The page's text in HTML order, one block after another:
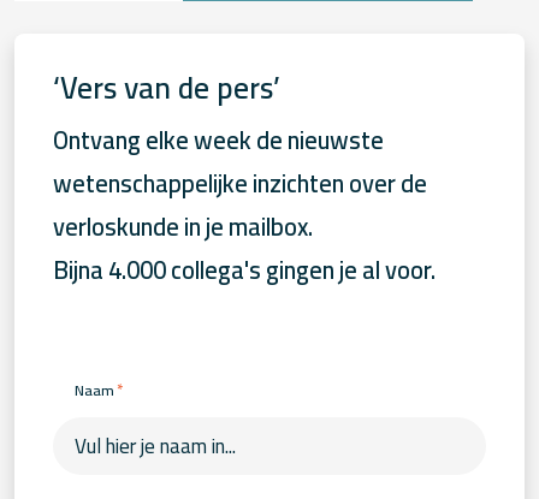
‘Vers van de pers’
Ontvang elke week de nieuwste
wetenschappelijke inzichten over de
verloskunde in je mailbox.
Bijna 4.000 collega's gingen je al voor.
Naam*